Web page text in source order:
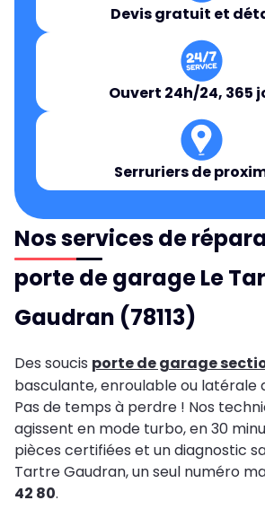
Devis gratuit et
Ouvert 24h/24, 365
Serruriers de
Nos services de
porte de garage Le
Gaudran (78113)
Des soucis porte de garage
basculante, enroulable ou latérale
Pas de temps à perdre ! Nos
agissent en mode turbo, en 30
pièces certifiées et un diagnostic
Tartre Gaudran, un seul numéro
42 80.